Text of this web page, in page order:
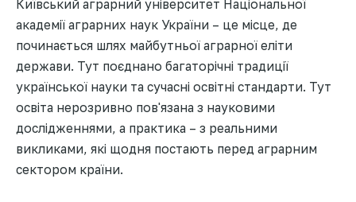
Київський аграрний університет Національної
академії аграрних наук України – це місце, де
починається шлях майбутньої аграрної еліти
держави. Тут поєднано багаторічні традиції
української науки та сучасні освітні стандарти. Тут
освіта нерозривно пов'язана з науковими
дослідженнями, а практика – з реальними
викликами, які щодня постають перед аграрним
сектором країни.